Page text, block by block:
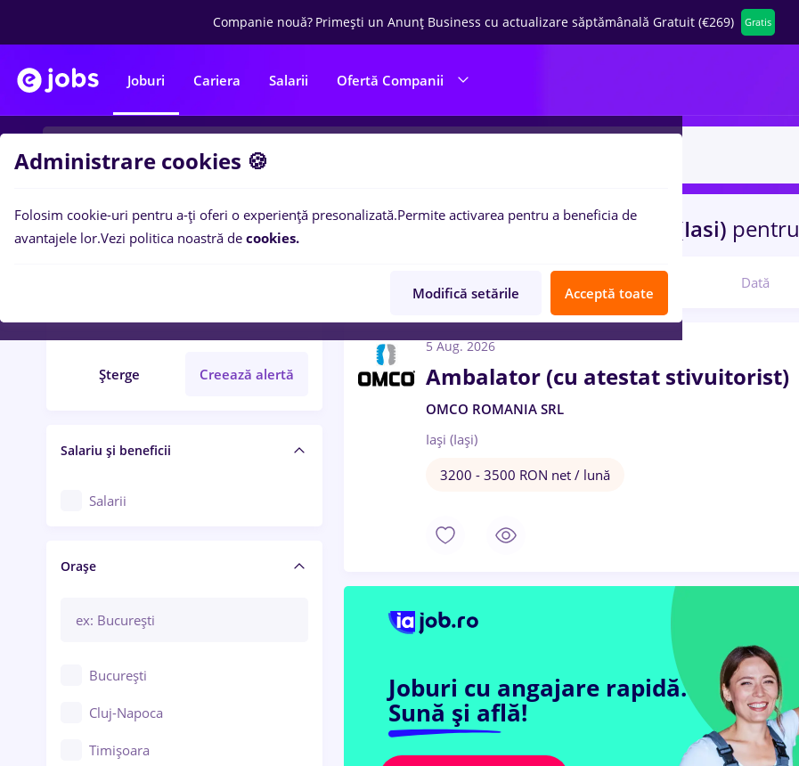
Companie nouă? Primești un Anunț Business cu actualizare săptămânală Gratuit (€269) Gratis
Joburi Cariera Salarii Ofertă Companii
Filtre
Șterge Creează alertă
Salariu și beneficii
Salarii
Orașe
București
Cluj-Napoca
Timișoara
1loc de muncaambalatorinIasi (Iasi) pentru
Dată
5 Aug. 2026
Ambalator (cu atestat stivuitorist)
OMCO ROMANIA SRL
Iași (Iași)
3200 - 3500 RON net / lună
Joburi cu angajare rapidă.
Sună și află!
Administrare cookies 🍪
Folosim cookie-uri pentru a-ți oferi o experiență presonalizată.Permite activarea pentru a beneficia de
avantajele lor.Vezi politica noastră de cookies.
Modifică setările Acceptă toate